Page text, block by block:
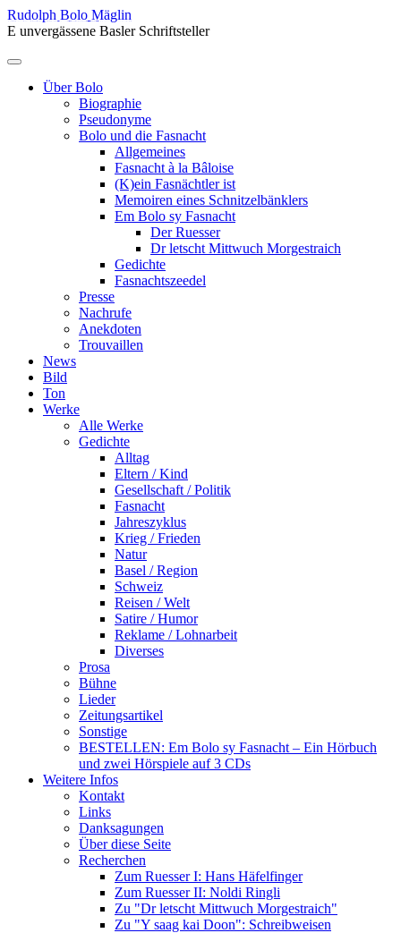
Skip
to
Rudolph Bolo Mäglin
E unvergässene Basler Schriftsteller
Menu
Über Bolo
Biographie
Pseudonyme
Bolo und die Fasnacht
Allgemeines
Fasnacht à la Bâloise
(K)ein Fasnächtler ist
Memoiren eines Schnitzelbänklers
Em Bolo sy Fasnacht
Der Ruesser
Dr letscht Mittwuch Morgestraich
Gedichte
Fasnachtszeedel
Presse
Nachrufe
Anekdoten
Trouvaillen
News
Bild
Ton
Werke
Alle Werke
Gedichte
Alltag
Eltern / Kind
Gesellschaft / Politik
Fasnacht
Jahreszyklus
Krieg / Frieden
Natur
Basel / Region
Schweiz
Reisen / Welt
Satire / Humor
Reklame / Lohnarbeit
Diverses
Prosa
Bühne
Lieder
Zeitungsartikel
Sonstige
BESTELLEN: Em Bolo sy Fasnacht – Ein Hörbuch
und zwei Hörspiele auf 3 CDs
Weitere Infos
Kontakt
Links
Danksagungen
Über diese Seite
Recherchen
Zum Ruesser I: Hans Häfelfinger
Zum Ruesser II: Noldi Ringli
Zu "Dr letscht Mittwuch Morgestraich"
Zu "Y saag kai Doon": Schreibweisen